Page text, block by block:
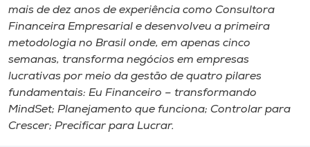
mais de dez anos de experiência como Consultora
Financeira Empresarial e desenvolveu a primeira
metodologia no Brasil onde, em apenas cinco
semanas, transforma negócios em empresas
lucrativas por meio da gestão de quatro pilares
fundamentais: Eu Financeiro – transformando
MindSet; Planejamento que funciona; Controlar para
Crescer; Precificar para Lucrar.